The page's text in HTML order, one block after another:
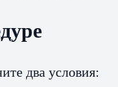
два условия: